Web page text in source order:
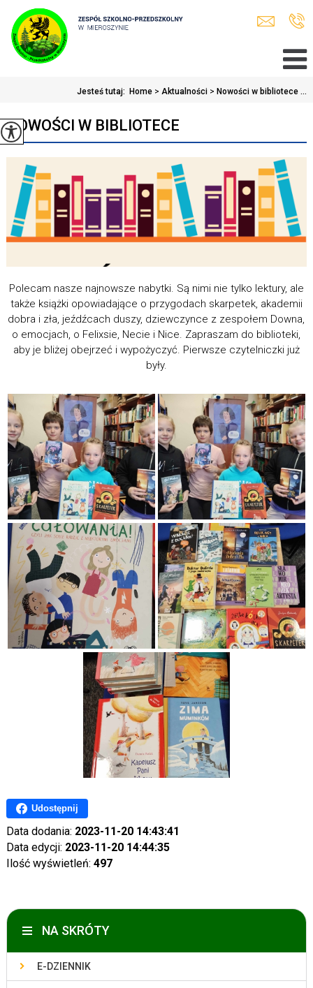
Jesteś tutaj: Home > Aktualności > Nowości w bibliotece ...
NOWOŚCI W BIBLIOTECE
Polecam nasze najnowsze nabytki. Są nimi nie tylko lektury, ale
także książki opowiadające o przygodach skarpetek, akademii
dobra i zła, jeźdźcach duszy, dziewczynce z zespołem Downa,
o emocjach, o Felixsie, Necie i Nice. Zapraszam do biblioteki,
aby je bliżej obejrzeć i wypożyczyć. Pierwsze czytelniczki już
były.
Udostępnij
Data dodania: 2023-11-20 14:43:41
Data edycji: 2023-11-20 14:44:35
Ilość wyświetleń: 497
NA SKRÓTY
E-DZIENNIK